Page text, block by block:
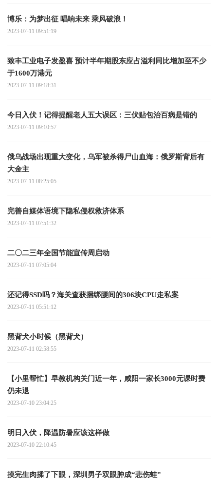
博乐：为梦出征 唱响未来 乘风破浪！
2023-07-11 09:51:19
致丰工业电子发盈喜 预计半年期股东应占溢利同比增加至不少
于1600万港元
2023-07-11 09:18:31
今日入伏！记得提醒老人五大误区：三伏贴包治百病是错的
2023-07-11 09:10:57
俄乌战场出现重大变化，乌军被杀得尸山血海：俄罗斯背后有
大金主
2023-07-11 08:25:05
完善自媒体语境下隐私侵权救济体系
2023-07-11 07:51:32
二〇二三年全国节能宣传周启动
2023-07-11 07:05:04
还记得SSD吗？海关查获捆绑腰间的306块CPU走私案
2023-07-11 05:51:12
黑背犬小时候（黑背犬）
2023-07-11 02:58:55
【小里帮忙】早教机构关门近一年，咸阳一家长3000元课时费
仍未退
2023-07-10 23:04:25
明日入伏，降温防暑应该这样做
2023-07-10 22:10:45
摸完生肉揉了下眼，深圳男子双眼肿成“悲伤蛙”